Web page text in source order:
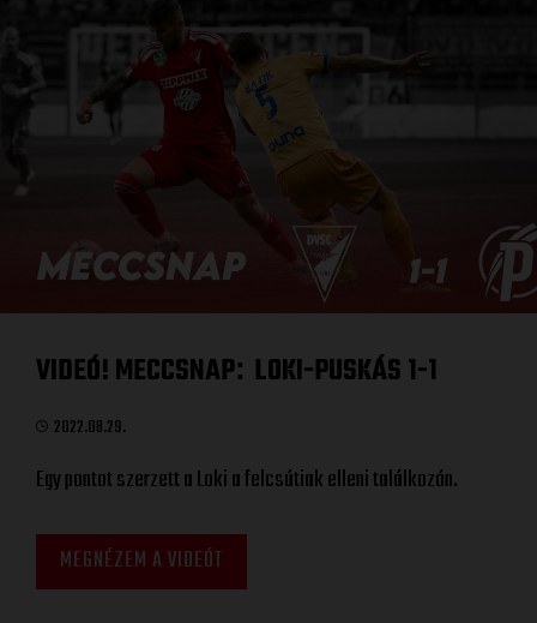
VIDEÓ! MECCSNAP: LOKI-PUSKÁS 1-1
2022.08.29.
Egy pontot szerzett a Loki a felcsútiak elleni találkozón.
MEGNÉZEM A VIDEÓT